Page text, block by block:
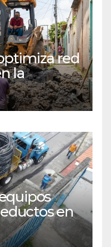
red
la
de
en
Yaracuy‎